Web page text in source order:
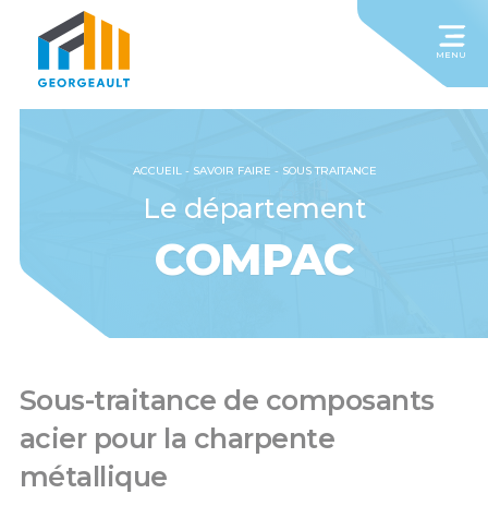
MENU
ACCUEIL- SAVOIR FAIRE - SOUS TRAITANCE
Le département
COMPAC
Sous-traitance de composants
acier pour la charpente
métallique